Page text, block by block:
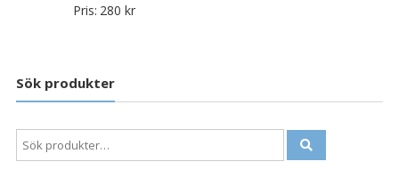
Pris: 280 kr
Sök produkter
Sök
efter: